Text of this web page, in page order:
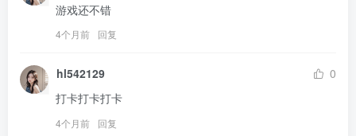
游戏还不错
4个月前 回复
hl542129
0
打卡打卡打卡
4个月前 回复